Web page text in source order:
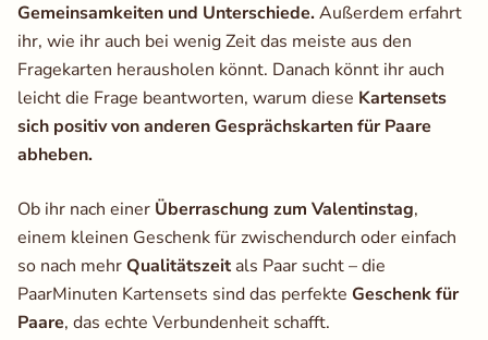
Gemeinsamkeiten und Unterschiede.Außerdem erfahrt
ihr, wie ihr auch bei wenig Zeit das meiste aus den
Fragekarten herausholen könnt. Danach könnt ihr auch
leicht die Frage beantworten, warum diese Kartensets
sich positiv von anderen Gesprächskarten für Paare
abheben.
Ob ihr nach einer Überraschung zum Valentinstag,
einem kleinen Geschenk für zwischendurch oder einfach
so nach mehrQualitätszeitals Paar sucht – die
PaarMinuten Kartensets sind das perfekte Geschenk für
Paare, das echte Verbundenheit schafft.